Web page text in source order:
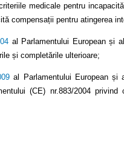
medicale pentru
compensații pentru atingerea
al Parlamentului European și
și completările ulterioare;
al Parlamentului European și
(CE) nr.883/2004